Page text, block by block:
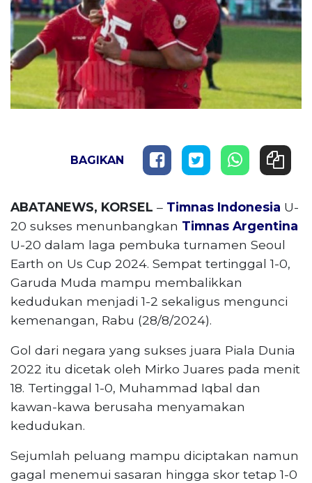
BAGIKAN
ABATANEWS, KORSEL – Timnas Indonesia U-
20 sukses menunbangkan Timnas Argentina
U-20 dalam laga pembuka turnamen Seoul
Earth on Us Cup 2024. Sempat tertinggal 1-0,
Garuda Muda mampu membalikkan
kedudukan menjadi 1-2 sekaligus mengunci
kemenangan, Rabu (28/8/2024).
Gol dari negara yang sukses juara Piala Dunia
2022 itu dicetak oleh Mirko Juares pada menit
18. Tertinggal 1-0, Muhammad Iqbal dan
kawan-kawa berusaha menyamakan
kedudukan.
Sejumlah peluang mampu diciptakan namun
gagal menemui sasaran hingga skor tetap 1-0